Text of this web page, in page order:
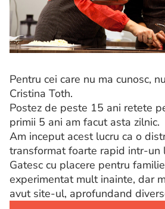
Pentru cei care nu ma cunosc,
Cristina Toth.
Postez de peste 15 ani retete
primii 5 ani am facut asta zilnic.
Am inceput acest lucru ca o
transformat foarte rapid intr-un
Gatesc cu placere pentru
experimentat mult inainte, dar
avut site-ul, aprofundand